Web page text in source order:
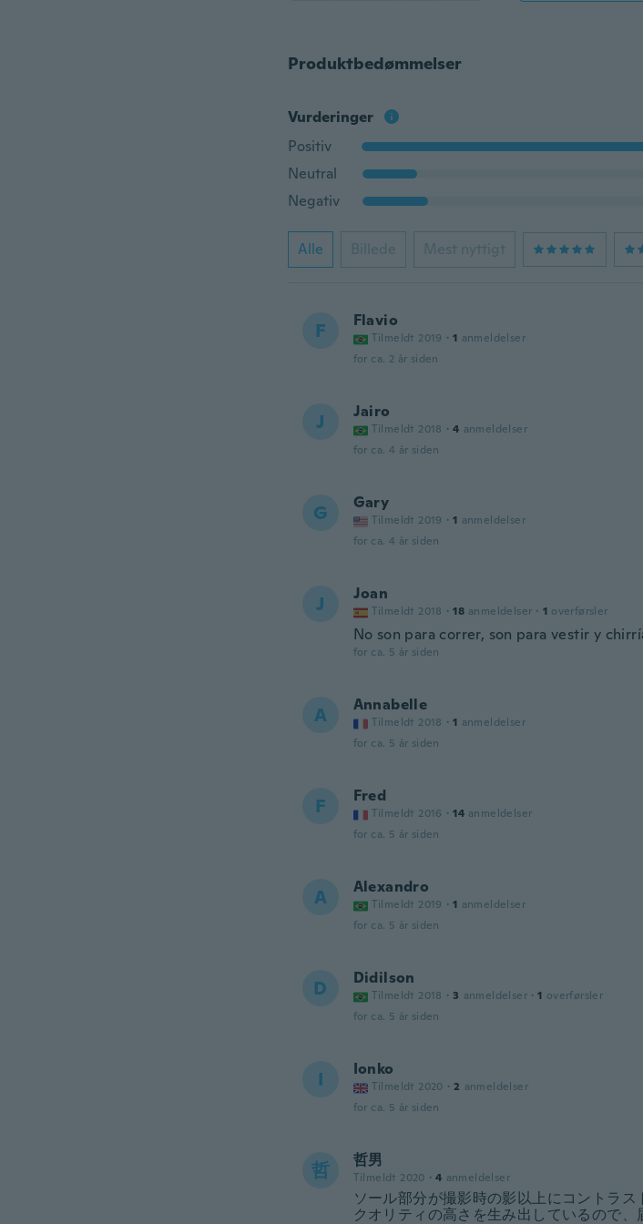
Produktbedømmelser
Vurderinger
Positiv
Neutral
Negativ
Alle Billede Mest nyttigt
F Flavio
Tilmeldt 2019 · 1 anmeldelser
for ca. 2 år siden
J Jairo
Tilmeldt 2018 · 4 anmeldelser
for ca. 4 år siden
G Gary
Tilmeldt 2019 · 1 anmeldelser
for ca. 4 år siden
J Joan
Tilmeldt 2018 · 18 anmeldelser · 1 overførsler
No son para correr, son para vestir y
for ca. 5 år siden
A Annabelle
Tilmeldt 2018 · 1 anmeldelser
for ca. 5 år siden
F Fred
Tilmeldt 2016 · 14 anmeldelser
for ca. 5 år siden
A Alexandro
Tilmeldt 2019 · 1 anmeldelser
for ca. 5 år siden
D Didilson
Tilmeldt 2018 · 3 anmeldelser · 1 overførsler
for ca. 5 år siden
I Ionko
Tilmeldt 2020 · 2 anmeldelser
for ca. 5 år siden
哲 哲男
Tilmeldt 2020 · 4 anmeldelser
ソール部分が撮影時の影以上にコントラ
クオリティの高さを生み出しているので、